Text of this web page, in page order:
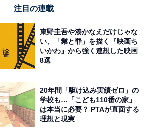
注目の連載
東野圭吾や湊かなえだけじゃな
い、「業と罪」を描く『映画ち
いかわ』から強く連想した映画
8選
20年間「駆け込み実績ゼロ」の
学校も…「こども110番の家」
は本当に必要？ PTAが直面する
理想と現実